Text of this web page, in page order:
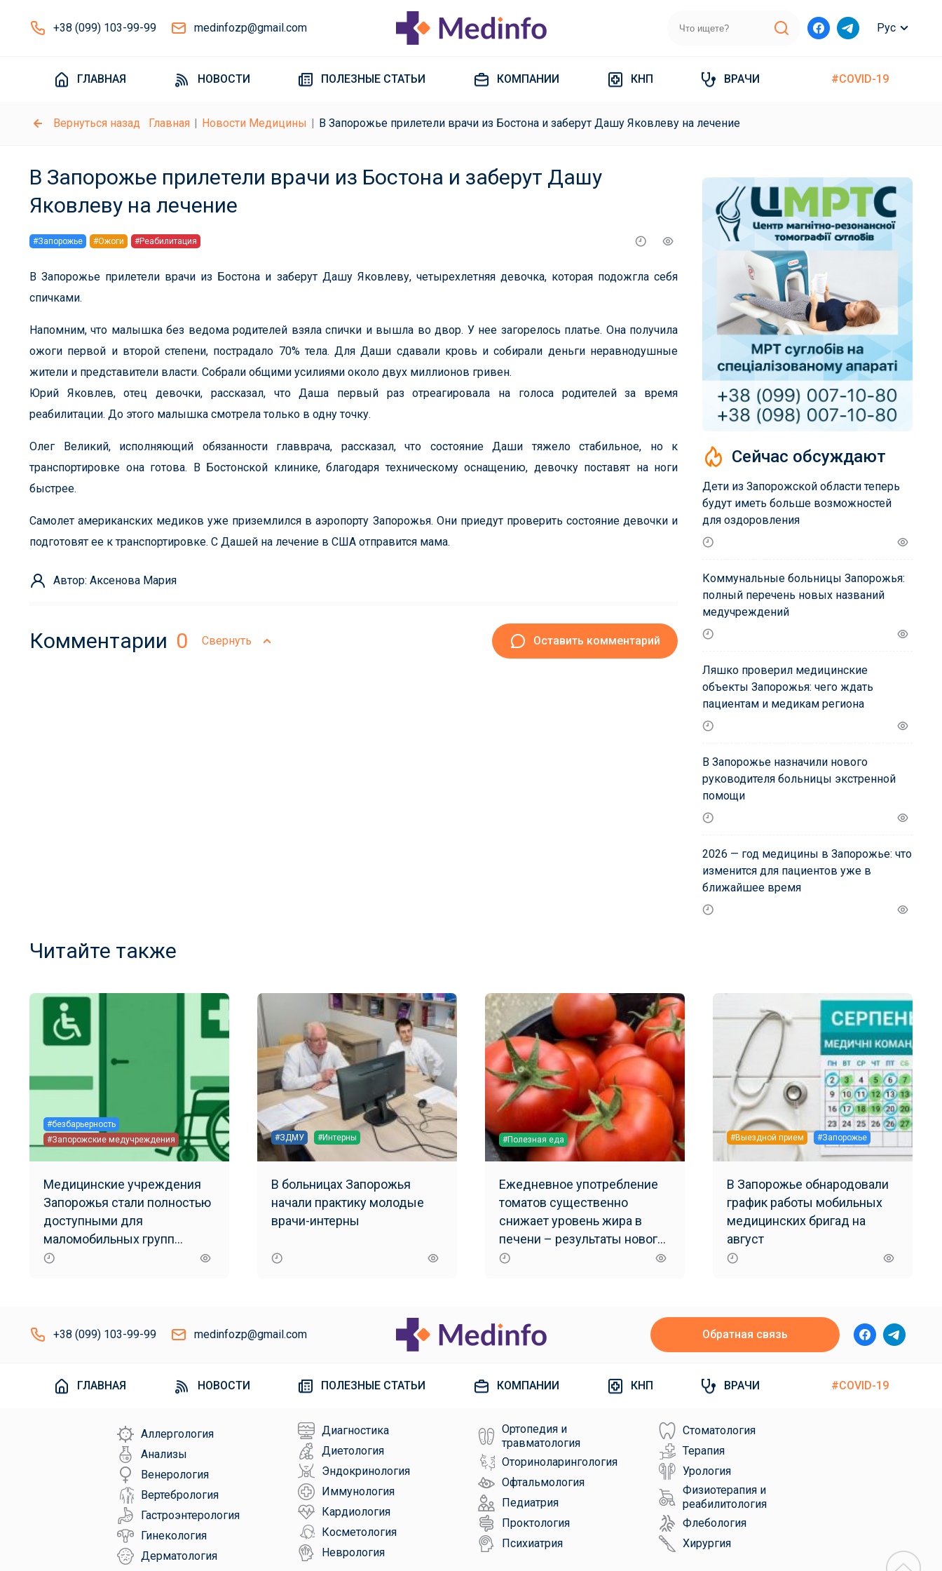
+38 (099) 103-99-99 medinfozp@gmail.com Рус
ГЛАВНАЯ НОВОСТИ ПОЛЕЗНЫЕ СТАТЬИ КОМПАНИИ КНП ВРАЧИ #COVID-19
Вернуться назад Главная Новости Медицины В Запорожье прилетели врачи из Бостона и заберут Дашу Яковлеву на лечение
В Запорожье прилетели врачи из Бостона и заберут Дашу
Яковлеву на лечение
#Запорожье #Ожоги #Реабилитация
В Запорожье прилетели врачи из Бостона и заберут Дашу Яковлеву, четырехлетняя девочка, которая подожгла себя
спичками.
Напомним, что малышка без ведома родителей взяла спички и вышла во двор. У нее загорелось платье. Она получила
ожоги первой и второй степени, пострадало 70% тела. Для Даши сдавали кровь и собирали деньги неравнодушные
жители и представители власти. Собрали общими усилиями около двух миллионов гривен.
Юрий Яковлев, отец девочки, рассказал, что Даша первый раз отреагировала на голоса родителей за время
реабилитации. До этого малышка смотрела только в одну точку.
Олег Великий, исполняющий обязанности главврача, рассказал, что состояние Даши тяжело стабильное, но к
транспортировке она готова. В Бостонской клинике, благодаря техническому оснащению, девочку поставят на ноги
быстрее.
Самолет американских медиков уже приземлился в аэропорту Запорожья. Они приедут проверить состояние девочки и
подготовят ее к транспортировке. С Дашей на лечение в США отправится мама.
Автор: Аксенова Мария
Комментарии 0 Свернуть Оставить комментарий
Сейчас обсуждают
Дети из Запорожской области теперь
будут иметь больше возможностей
для оздоровления
Коммунальные больницы Запорожья:
полный перечень новых названий
медучреждений
Ляшко проверил медицинские
объекты Запорожья: чего ждать
пациентам и медикам региона
В Запорожье назначили нового
руководителя больницы экстренной
помощи
2026 — год медицины в Запорожье: что
изменится для пациентов уже в
ближайшее время
Читайте также
#безбарьерность
#Запорожские медучреждения
Медицинские учреждения
Запорожья стали полностью
доступными для
маломобильных групп
населения
#ЗДМУ #Интерны
В больницах Запорожья
начали практику молодые
врачи-интерны
#Полезная еда
Ежедневное употребление
томатов существенно
снижает уровень жира в
печени – результаты нового
исследования
#Выездной прием #Запорожье
В Запорожье обнародовали
график работы мобильных
медицинских бригад на
август
+38 (099) 103-99-99 medinfozp@gmail.com Обратная связь
ГЛАВНАЯ НОВОСТИ ПОЛЕЗНЫЕ СТАТЬИ КОМПАНИИ КНП ВРАЧИ #COVID-19
Аллергология
Анализы
Венерология
Вертебрология
Гастроэнтерология
Гинекология
Дерматология
Диагностика
Диетология
Эндокринология
Иммунология
Кардиология
Косметология
Неврология
Ортопедия и
травматология
Оториноларингология
Офтальмология
Педиатрия
Проктология
Психиатрия
Стоматология
Терапия
Урология
Физиотерапия и
реабилитология
Флебология
Хирургия